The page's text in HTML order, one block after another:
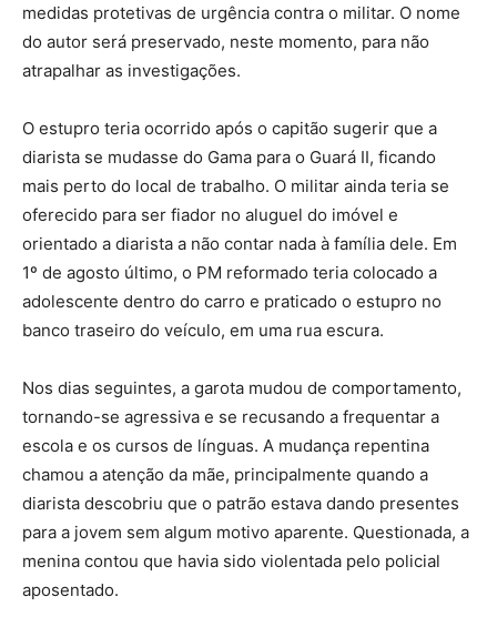
medidas protetivas de urgência contra o militar. O nome
do autor será preservado, neste momento, para não
atrapalhar as investigações.
O estupro teria ocorrido após o capitão sugerir que a
diarista se mudasse do Gama para o Guará II, ficando
mais perto do local de trabalho. O militar ainda teria se
oferecido para ser fiador no aluguel do imóvel e
orientado a diarista a não contar nada à família dele. Em
1º de agosto último, o PM reformado teria colocado a
adolescente dentro do carro e praticado o estupro no
banco traseiro do veículo, em uma rua escura.
Nos dias seguintes, a garota mudou de comportamento,
tornando-se agressiva e se recusando a frequentar a
escola e os cursos de línguas. A mudança repentina
chamou a atenção da mãe, principalmente quando a
diarista descobriu que o patrão estava dando presentes
para a jovem sem algum motivo aparente. Questionada, a
menina contou que havia sido violentada pelo policial
aposentado.